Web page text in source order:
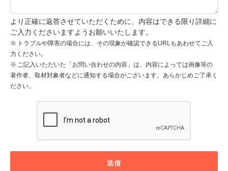
より正確に返答させていただくために、内容はできる限り詳細に
ご入力くださいますようお願いいたします。
トラブルや障害の場合には、その現象が確認できるURLもあわせてご入
力ください。
ご記入いただいた「お問い合わせの内容」は、内容によっては画像等の
著作者、取材対象者などに通知する場合がございます。あらかじめご了承く
ださい。
送信